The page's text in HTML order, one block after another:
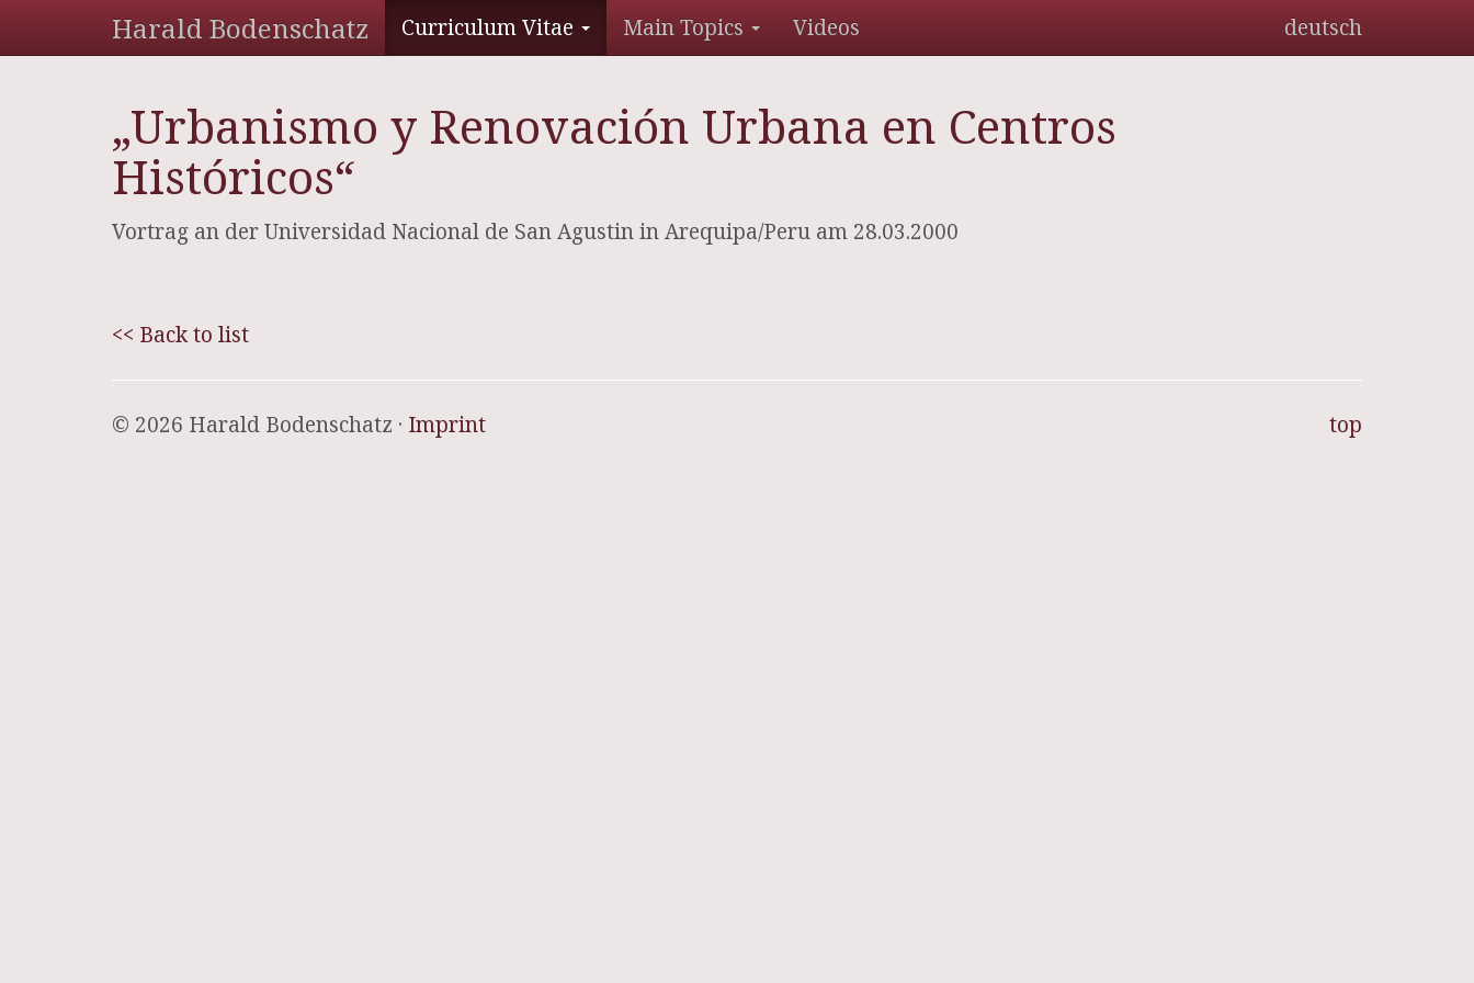
Harald Bodenschatz Curriculum Vitae Main Topics Videos deutsch
„Urbanismo y Renovación Urbana en Centros
Históricos“
Vortrag an der Universidad Nacional de San Agustin in Arequipa/Peru am 28.03.2000
<< Back to list
top
© 2026 Harald Bodenschatz · Imprint